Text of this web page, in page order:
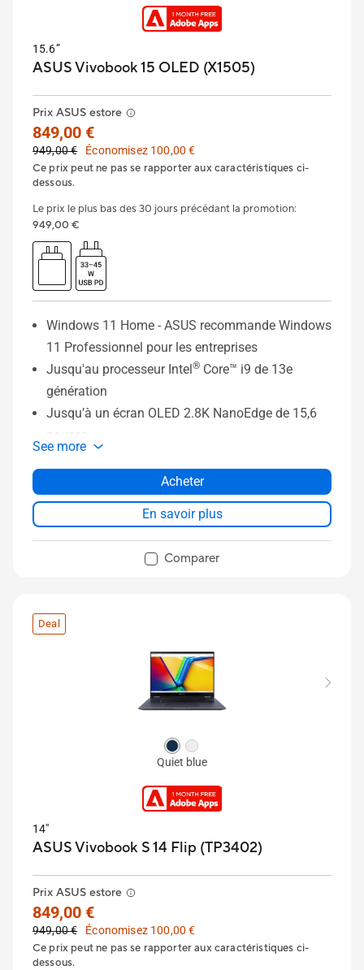
15.6”
ASUS Vivobook 15 OLED (X1505)
Prix ASUS estore
849,00 €
949,00 €
Économisez 100,00 €
Ce prix peut ne pas se rapporter aux caractéristiques ci-
dessous.
Le prix le plus bas des 30 jours précédant la promotion:
949,00 €
Windows 11 Home - ASUS recommande Windows
11 Professionnel pour les entreprises
Jusqu'au processeur Intel® Core™ i9 de 13e
génération
Jusqu’à un écran OLED 2.8K NanoEdge de 15,6
Jusqu'à 1 To de stockage sur SSD
Capteur d'empreintes digitales en option
ASUS Antimicrobial Guard Plus
Durabilité de niveau militaire
See more
Acheter
En savoir plus
Comparer
Deal
Quiet blue
14"
ASUS Vivobook S 14 Flip (TP3402)
Prix ASUS estore
849,00 €
949,00 €
Économisez 100,00 €
Ce prix peut ne pas se rapporter aux caractéristiques ci-
dessous.